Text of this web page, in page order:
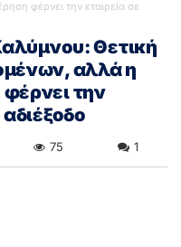
φέρνει την εταιρεία σε
Θετική
αλλά η
την
75 1